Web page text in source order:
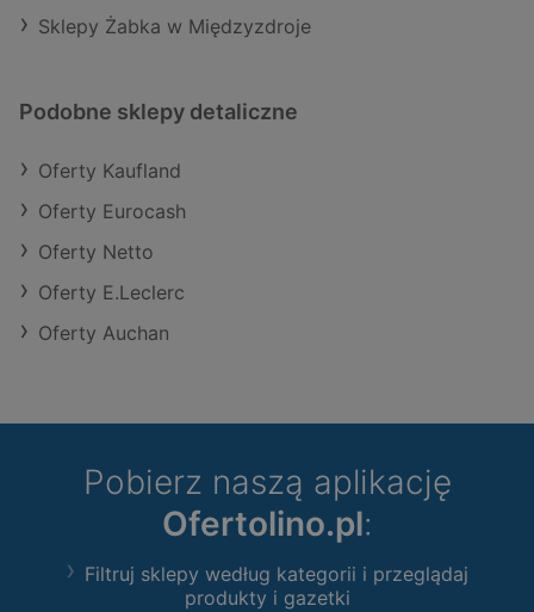
Sklepy Żabka w Międzyzdroje
Podobne sklepy detaliczne
Oferty Kaufland
Oferty Eurocash
Oferty Netto
Oferty E.Leclerc
Oferty Auchan
Pobierz naszą aplikację
Ofertolino.pl:
Filtruj sklepy według kategorii i przeglądaj
produkty i gazetki